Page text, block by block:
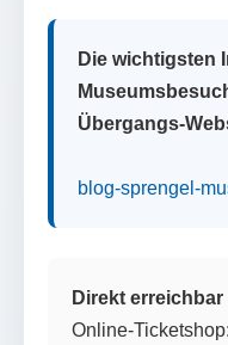
Die wichtigsten
Übergangs-
blog-sprengel-
Direkt
Online-Ticketshop: